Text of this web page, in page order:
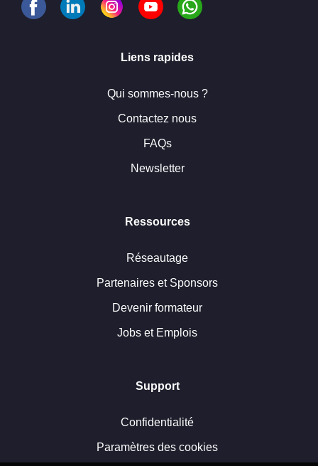
Liens rapides
Qui sommes-nous ?
Contactez nous
FAQs
Newsletter
Ressources
Réseautage
Partenaires et Sponsors
Devenir formateur
Jobs et Emplois
Support
Confidentialité
Paramètres des cookies